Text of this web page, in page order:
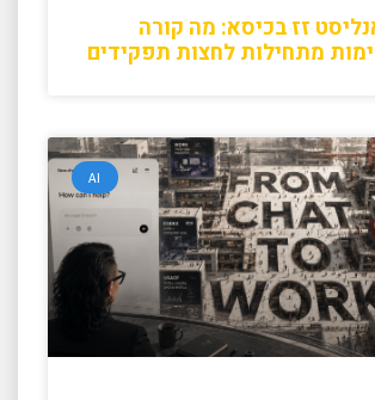
זז בכיסא: מה קורה
מתחילות לחצות תפקידים
AI